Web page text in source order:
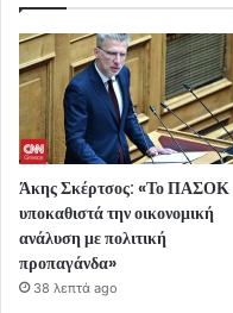
Άκης Σκέρτσος: «Το ΠΑΣΟΚ
υποκαθιστά την οικονομική
ανάλυση με πολιτική
προπαγάνδα»
38 λεπτά ago